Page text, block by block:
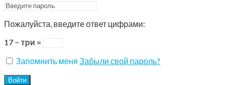
Пожалуйста, введите ответ цифрами:
17 − три =
Запомнить меня Забыли свой пароль?
Войти